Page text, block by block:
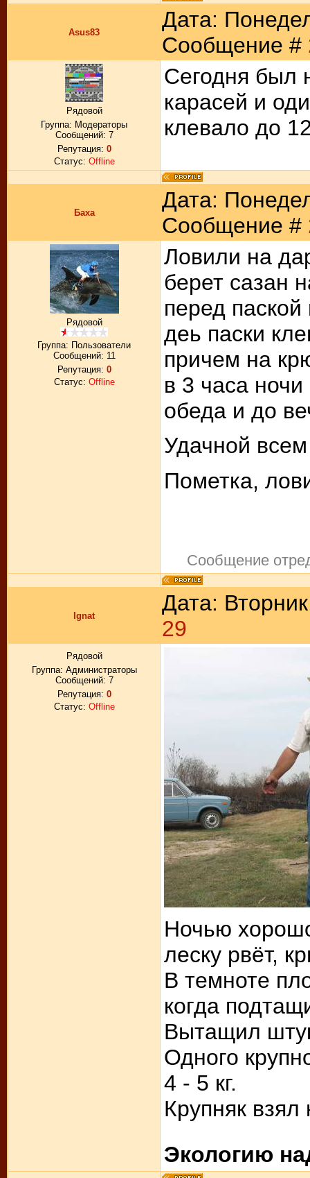
Asus83
Дата:
Сообщение #
Рядовой
Группа: Модераторы
Сообщений: 7
Репутация: 0
Статус: Offline
Сегодня был
карасей и
клевало до
Баха
Дата:
Сообщение #
Рядовой
Группа: Пользователи
Сообщений: 11
Репутация: 0
Статус: Offline
Ловили на
берет сазан
перед
деь паски
причем на
в 3 часа
обеда и до
Удачной
Пометка,
Сообщение
Ignat
Дата:
29
Рядовой
Группа: Администраторы
Сообщений: 7
Репутация: 0
Статус: Offline
Ночью
леску рвёт,
В темноте
когда
Вытащил
Одного
4 - 5 кг.
Крупняк
Экологию